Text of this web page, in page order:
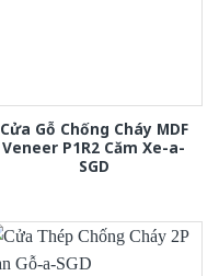
Cửa Gỗ Chống Cháy MDF
Veneer P1R2 Căm Xe-a-
SGD